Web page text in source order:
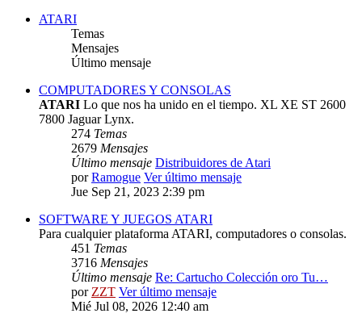
ATARI
Temas
Mensajes
Último mensaje
COMPUTADORES Y CONSOLAS
ATARI Lo que nos ha unido en el tiempo. XL XE ST 2600
7800 Jaguar Lynx.
274 Temas
2679 Mensajes
Último mensaje Distribuidores de Atari
porRamogue Ver último mensaje
Jue Sep 21, 2023 2:39 pm
SOFTWARE Y JUEGOS ATARI
Para cualquier plataforma ATARI, computadores o consolas.
451 Temas
3716 Mensajes
Último mensaje Re: Cartucho Colección oro Tu…
porZZT Ver último mensaje
Mié Jul 08, 2026 12:40 am